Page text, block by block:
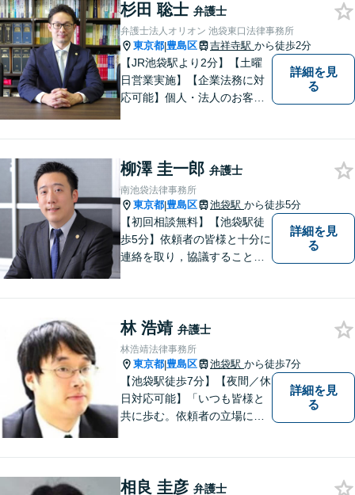
棄などお任せください【池袋8
分】交通事故・借金問題にも
対応
杉田 聡士 弁護士
弁護士法人オリオン 池袋東口法律事務所
東京都|豊島区 吉祥寺駅 から徒歩2分
【JR池袋駅より2分】【土曜
日営業実施】【企業法務に対
応可能】個人・法人のお客様
ット問題にも対応いたしま
す。お気軽にご相談くださ
い。
詳細を見
る
柳澤 圭一郎 弁護士
南池袋法律事務所
東京都|豊島区 池袋駅 から徒歩5分
【初回相談無料】【池袋駅徒
歩5分】依頼者の皆様と十分に
連絡を取り，協議することを
りの方は、お気軽にご相談下
さい。
詳細を見
る
林 浩靖 弁護士
林浩靖法律事務所
東京都|豊島区 池袋駅 から徒歩7分
【池袋駅徒歩7分】【夜間／休
日対応可能】「いつも皆様と
共に歩む。依頼者の立場に立
務など幅広く対応可能。【地
詳細を見
る
相良 圭彦 弁護士